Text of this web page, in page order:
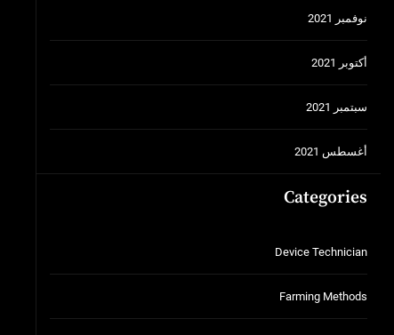
نوفمبر 2021
أكتوبر 2021
سبتمبر 2021
أغسطس 2021
Categories
Device Technician
Farming Methods